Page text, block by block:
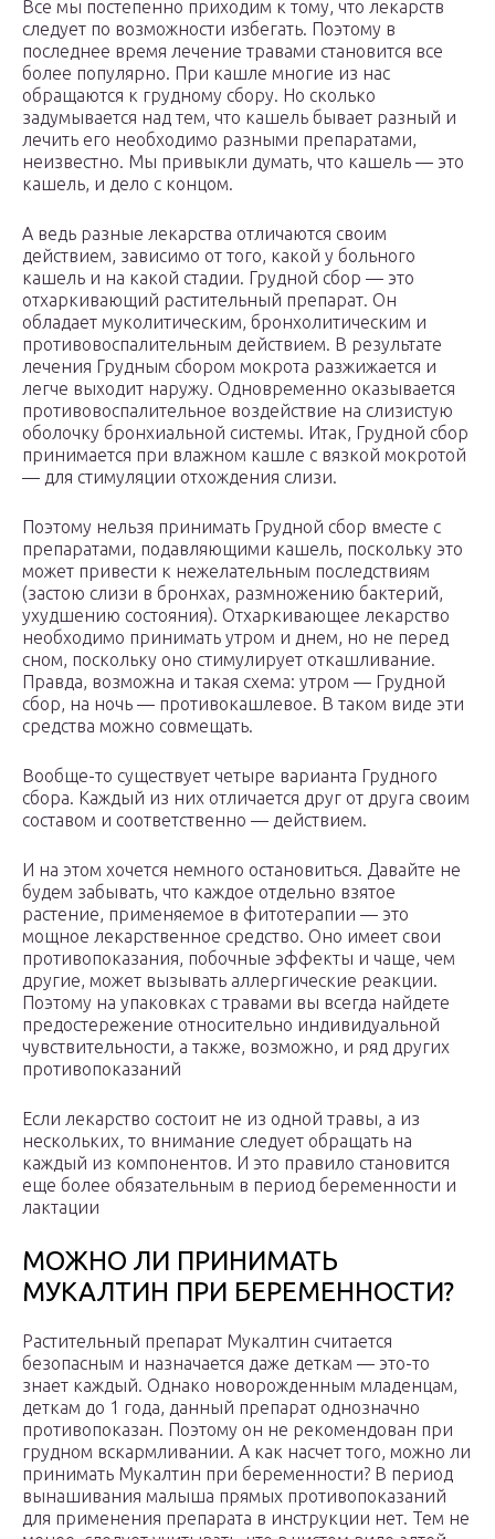
Все мы постепенно приходим к тому, что лекарств
следует по возможности избегать. Поэтому в
последнее время лечение травами становится все
более популярно. При кашле многие из нас
обращаются к грудному сбору. Но сколько
задумывается над тем, что кашель бывает разный и
лечить его необходимо разными препаратами,
неизвестно. Мы привыкли думать, что кашель — это
кашель, и дело с концом.
А ведь разные лекарства отличаются своим
действием, зависимо от того, какой у больного
кашель и на какой стадии. Грудной сбор — это
отхаркивающий растительный препарат. Он
обладает муколитическим, бронхолитическим и
противовоспалительным действием. В результате
лечения Грудным сбором мокрота разжижается и
легче выходит наружу. Одновременно оказывается
противовоспалительное воздействие на слизистую
оболочку бронхиальной системы. Итак, Грудной сбор
принимается при влажном кашле с вязкой мокротой
— для стимуляции отхождения слизи.
Поэтому нельзя принимать Грудной сбор вместе с
препаратами, подавляющими кашель, поскольку это
может привести к нежелательным последствиям
(застою слизи в бронхах, размножению бактерий,
ухудшению состояния). Отхаркивающее лекарство
необходимо принимать утром и днем, но не перед
сном, поскольку оно стимулирует откашливание.
Правда, возможна и такая схема: утром — Грудной
сбор, на ночь — противокашлевое. В таком виде эти
средства можно совмещать.
Вообще-то существует четыре варианта Грудного
сбора. Каждый из них отличается друг от друга своим
составом и соответственно — действием.
И на этом хочется немного остановиться. Давайте не
будем забывать, что каждое отдельно взятое
растение, применяемое в фитотерапии — это
мощное лекарственное средство. Оно имеет свои
противопоказания, побочные эффекты и чаще, чем
другие, может вызывать аллергические реакции.
Поэтому на упаковках с травами вы всегда найдете
предостережение относительно индивидуальной
чувствительности, а также, возможно, и ряд других
противопоказаний
Если лекарство состоит не из одной травы, а из
нескольких, то внимание следует обращать на
каждый из компонентов. И это правило становится
еще более обязательным в период беременности и
лактации
МОЖНО ЛИ ПРИНИМАТЬ
МУКАЛТИН ПРИ БЕРЕМЕННОСТИ?
Растительный препарат Мукалтин считается
безопасным и назначается даже деткам — это-то
знает каждый. Однако новорожденным младенцам,
деткам до 1 года, данный препарат однозначно
противопоказан. Поэтому он не рекомендован при
грудном вскармливании. А как насчет того, можно ли
принимать Мукалтин при беременности? В период
вынашивания малыша прямых противопоказаний
для применения препарата в инструкции нет. Тем не